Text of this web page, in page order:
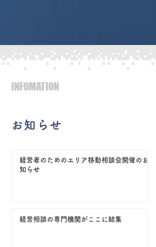
INFOMATION
お知らせ
経営者のためのエリア移動相談会開催のお
知らせ
経営相談の専門機関がここに結集